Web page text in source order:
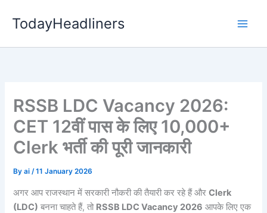
TodayHeadliners
RSSB LDC Vacancy 2026:
CET 12वीं पास के लिए 10,000+
Clerk भर्ती की पूरी जानकारी
Byai/11 January 2026
अगर आप राजस्थान में सरकारी नौकरी की तैयारी कर रहे हैं औरClerk
(LDC) बनना चाहते हैं, तो RSSB LDC Vacancy 2026 आपके लिए एक